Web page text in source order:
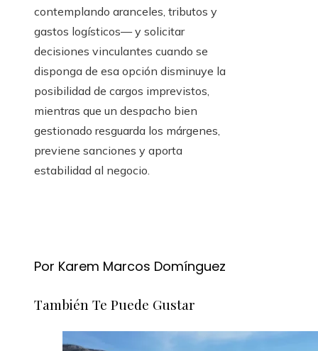
contemplando aranceles, tributos y
gastos logísticos— y solicitar
decisiones vinculantes cuando se
disponga de esa opción disminuye la
posibilidad de cargos imprevistos,
mientras que un despacho bien
gestionado resguarda los márgenes,
previene sanciones y aporta
estabilidad al negocio.
Por Karem Marcos Domínguez
También Te Puede Gustar